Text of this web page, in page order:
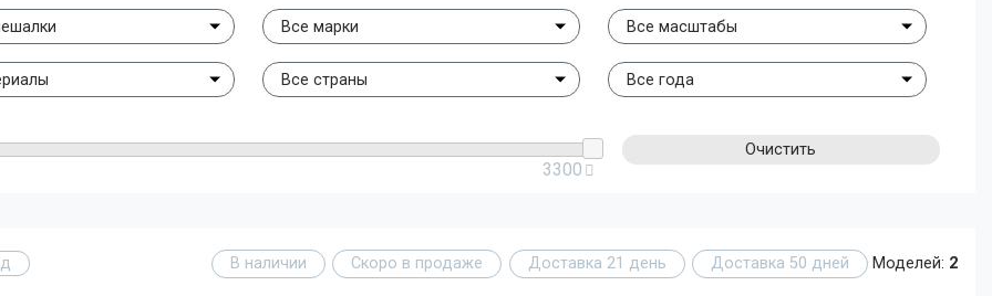
Все марки Все масштабы
Все страны Все года
3300
Очистить
В наличии Скоро в продаже Доставка 21 день Доставка 50 дней Моделей: 2